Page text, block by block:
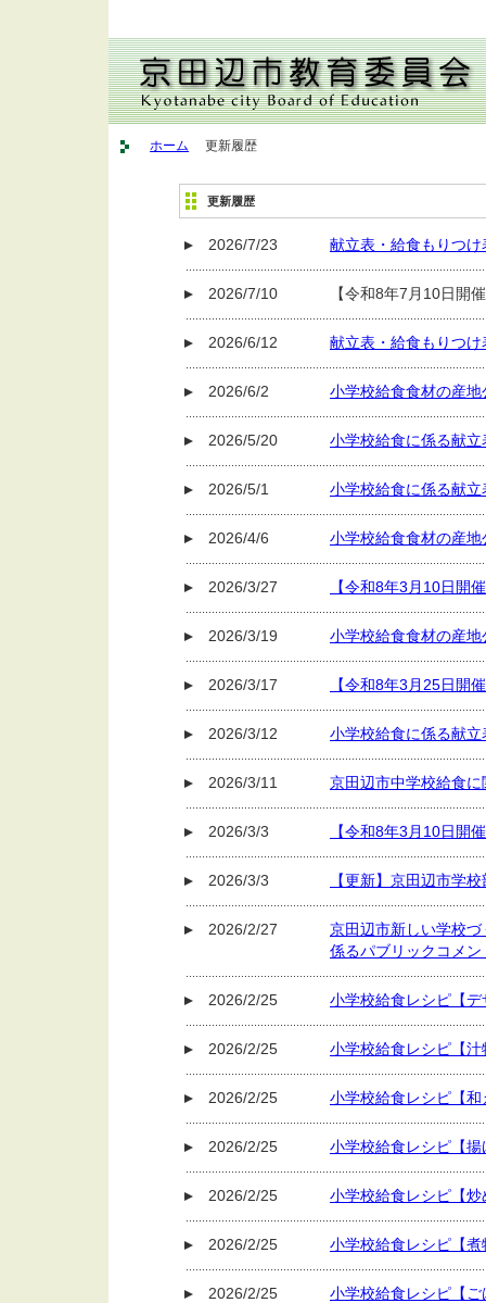
ホーム 更新履歴
更新履歴
2026/7/23 献立表・給食もりつ
2026/7/10 【令和8年7月10日開
2026/6/12 献立表・給食もりつ
2026/6/2 小学校給食食材の産
2026/5/20 小学校給食に係る献
2026/5/1 小学校給食に係る献
2026/4/6 小学校給食食材の産
2026/3/27 【令和8年3月10日開
2026/3/19 小学校給食食材の産
2026/3/17 【令和8年3月25日開
2026/3/12 小学校給食に係る献
2026/3/11 京田辺市中学校給食
2026/3/3 【令和8年3月10日開
2026/3/3 【更新】京田辺市学
2026/2/27
京田辺市新しい学校
係るパブリックコメ
2026/2/25 小学校給食レシピ【
2026/2/25 小学校給食レシピ【
2026/2/25 小学校給食レシピ【
2026/2/25 小学校給食レシピ【
2026/2/25 小学校給食レシピ【
2026/2/25 小学校給食レシピ【
2026/2/25 小学校給食レシピ【